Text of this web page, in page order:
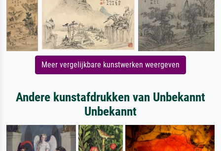
Meer vergelijkbare kunstwerken weergeven
Andere kunstafdrukken van Unbekannt
Unbekannt